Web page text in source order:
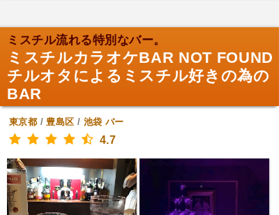
ミスチル流れる特別なバー。
ミスチルカラオケBAR NOT FOUND
チルオタによるミスチル好きの為の
BAR
東京都 /豊島区 / 池袋 バー
4.7